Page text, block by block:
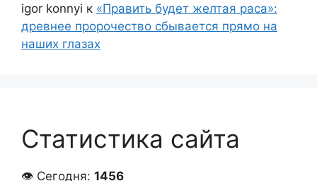
igor konnyi к «Править будет желтая раса»:
древнее пророчество сбывается прямо на
наших глазах
Статистика сайта
👁 Сегодня: 1456